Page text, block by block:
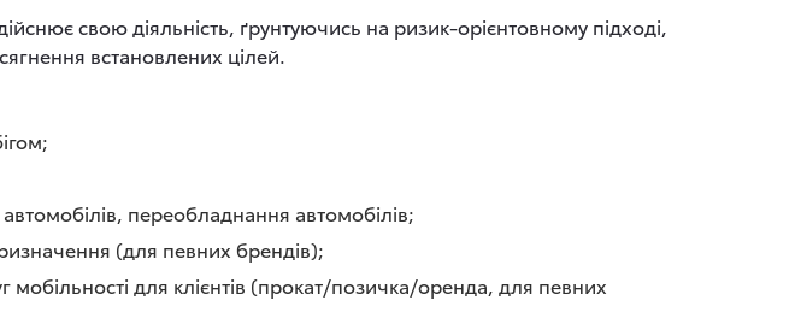
свою діяльність, ґрунтуючись на ризик-орієнтовному підході,
встановлених цілей.
переобладнання автомобілів;
(для певних брендів);
мобільності для клієнтів (прокат/позичка/оренда, для певних